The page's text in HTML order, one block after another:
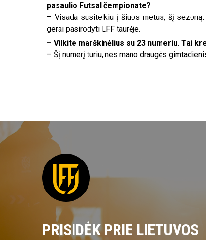
pasaulio Futsal čempionate?
– Visada susitelkiu į šiuos metus, šį
gerai pasirodyti LFF taurėje.
– Vilkite marškinėlius su 23 numeriu. Tai
– Šį numerį turiu, nes mano draugės
PRISIDĖK PRIE LIETUVOS